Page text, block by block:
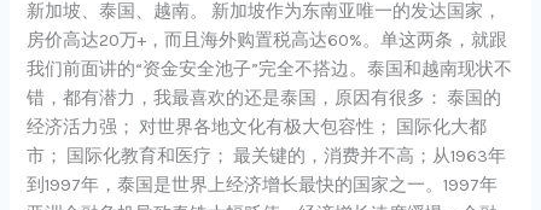
新加坡、泰国、越南。 新加坡作为东南亚唯一的发达国家，
房价高达20万+，而且海外购置税高达60%。单这两条，就跟
我们前面讲的“资金安全池子”完全不搭边。泰国和越南现状不
错，都有潜力，我最喜欢的还是泰国，原因有很多： 泰国的
经济活力强； 对世界各地文化有极大包容性； 国际化大都
市； 国际化教育和医疗； 最关键的，消费并不高；从1963年
到1997年，泰国是世界上经济增长最快的国家之一。1997年